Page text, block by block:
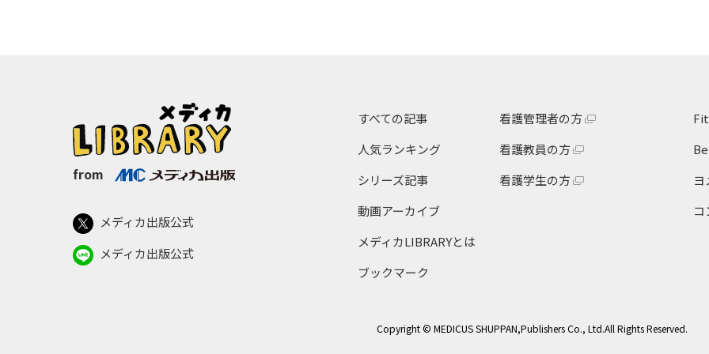
from
メディカ出版公式
メディカ出版公式
すべての記事
人気ランキング
シリーズ記事
動画アーカイブ
メディカLIBRARYとは
ブックマーク
看護管理者の方
看護教員の方
看護学生の方
ヨ
Copyright © MEDICUS SHUPPAN,Publishers Co., Ltd.All Rights Reserved.